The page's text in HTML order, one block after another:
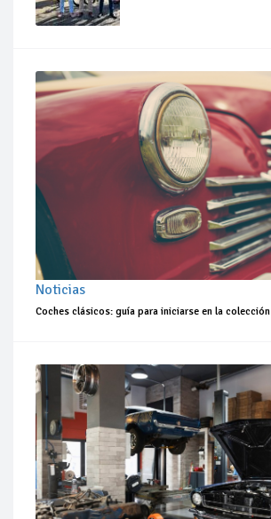
Noticias
Coches clásicos: guía para iniciarse en la colección